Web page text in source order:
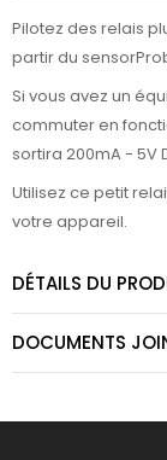
Pilotez des relais
partir du
Si vous avez un
commuter en
sortira 200mA - 5V
Utilisez ce petit
votre appareil.
DÉTAILS DU
DOCUMENTS